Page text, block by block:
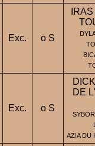
Exc. o S
Exc. o S
DE
AZIA DU